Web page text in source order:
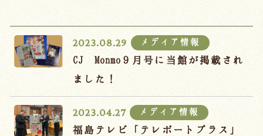
2023.08.29 メディア情報
CJ Monmo９月号に当館が掲載され
ました！
2023.04.27 メディア情報
福島テレビ「テレポートプラス」
空室カレンダーから選ぶ
会議・団体 吉川屋で過ごす特別な日
お知らせ よくあるご質問